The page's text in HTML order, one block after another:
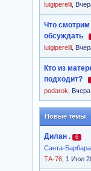
luigiperelli
Что
обсуждать
luigiperelli
Кто из
подходит?
podarok
Новые темы
Дилан . 6
Санта-
ТА-76 , 1 Июл